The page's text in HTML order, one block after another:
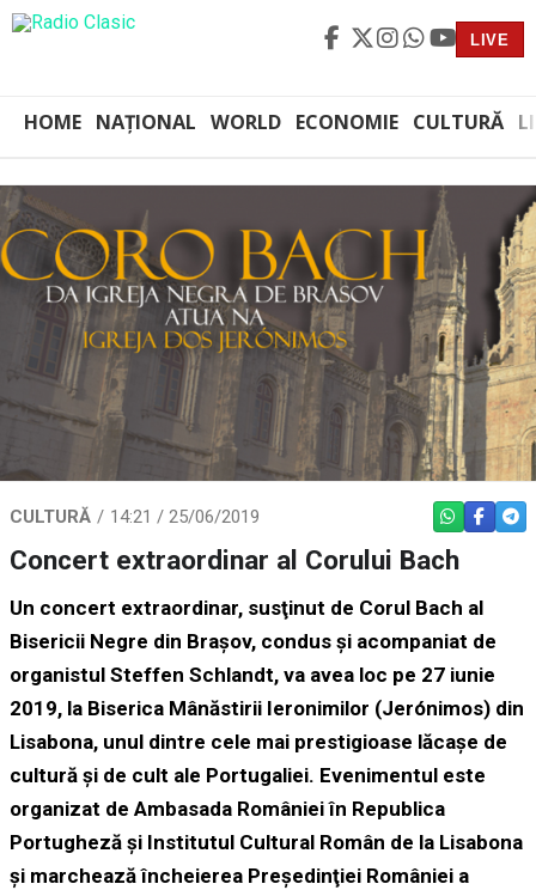
LIVE
HOME NAȚIONAL WORLD ECONOMIE CULTURĂ
CULTURĂ 14:21 / 25/06/2019 WHATSAPP
Concert extraordinar al Corului Bach
Un concert extraordinar, susţinut de Corul Bach al
Bisericii Negre din Braşov, condus și acompaniat de
organistul Steffen Schlandt, va avea loc pe 27 iunie
2019, la Biserica Mânăstirii Ieronimilor (Jerónimos) din
Lisabona, unul dintre cele mai prestigioase lăcașe de
cultură şi de cult ale Portugaliei. Evenimentul este
organizat de Ambasada României în Republica
Portugheză și Institutul Cultural Român de la Lisabona
şi marchează încheierea Preşedinţiei României a